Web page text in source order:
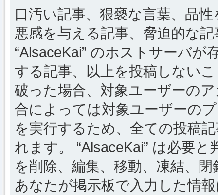
口汚い記事、猥褻な言葉、品
悪感を与える記事、脅迫的な
“AlsaceKai” のホストサーバが
する記事、以上を投稿しない
破った場合、対象ユーザーの
合によっては対象ユーザーの
を実行するため、全ての投稿
れます。 “AlsaceKai” は必要
を削除、編集、移動、凍結、
あなたが掲示板で入力した情